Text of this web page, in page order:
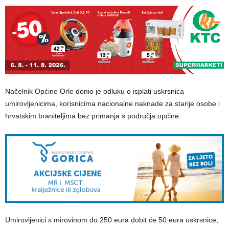
Načelnik Općine Orle donio je odluku o isplati uskrsnica
umirovljenicima, korisnicima nacionalne naknade za starije osobe i
hrvatskim braniteljima bez primanja s područja općine.
Umirovljenici s mirovinom do 250 eura dobit će 50 eura uskrsnice,